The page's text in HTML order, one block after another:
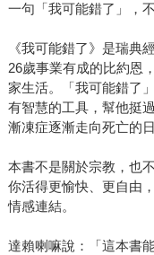
能錯了》在瑞典和歐
者心中的「年度之書
感覺到心溫暖了起來
之書，會讓人思考人
翻開重讀。 除了來自
這句話所激起的共鳴
了」、「我錯了」、
白，打開EMAIL，我
來或許會有些緊張、
一句「我可能錯了」，
《我可能錯了》是瑞典
26歲事業有成的比約恩
家生活。「我可能錯了
有智慧的工具，幫他挺
漸凍症逐漸走向死亡的日
本書不是關於宗教，也
你活得更愉快、更自由
情感連結。
達賴喇嘛說：「這本書